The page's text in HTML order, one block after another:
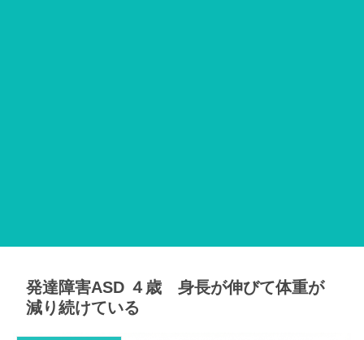
発達障害ASD ４歳 身長が伸びて体重が
減り続けている